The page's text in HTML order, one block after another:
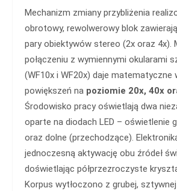
Mechanizm zmiany przybliżenia
obrotowy, rewolwerowy blok
pary obiektywów stereo (2x oraz 4x).
połączeniu z wymiennymi okularami
(WF10x i WF20x) daje matematyczne
powiększeń na poziomie 20x, 40x
Środowisko pracy oświetlają dwa
oparte na diodach LED – oświetlenie
oraz dolne (przechodzące).
jednoczesną aktywację obu źródeł
doświetlając półprzezroczyste
Korpus wytłoczono z grubej,